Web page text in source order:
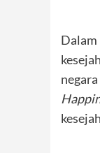
Dalam